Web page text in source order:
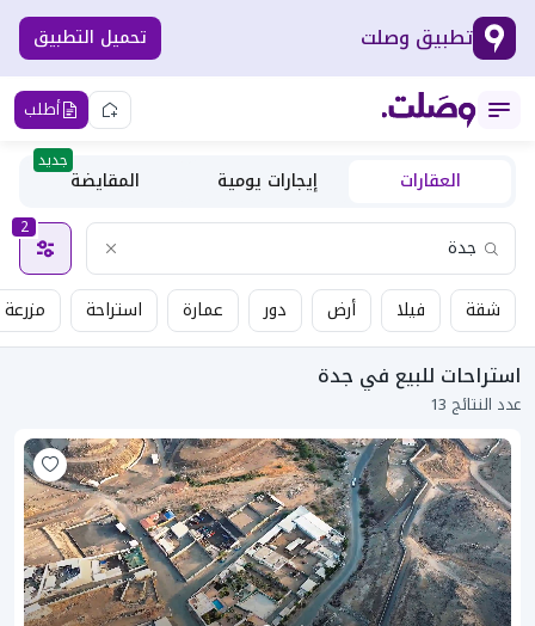
تطبيق وصلت تحميل التطبيق
أطلب
العقارات إيجارات يومية المقايضة
جديد
2
شقة فيلا أرض دور عمارة استراحة مزرعة
استراحات للبيع في جدة
عدد النتائج 13